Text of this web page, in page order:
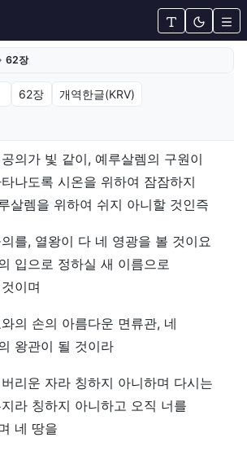
62장
장 (개역한글(KRV))
의가 빛 같이, 예루살렘의 구원이
나도록 시온을 위하여 잠잠하지
살렘을 위하여 쉬지 아니할 것인즉
를, 열왕이 다 네 영광을 볼 것이요
입으로 정하실 새 이름으로
이며
의 손의 아름다운 면류관, 네
왕관이 될 것이라
리운 자라 칭하지 아니하며 다시는
라 칭하지 아니하고 오직 너를
네 땅을